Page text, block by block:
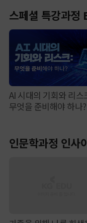
스페셜 특강과정
AI 시대의 기회와 리스
무엇을 준비해야 하나?
인문학과정 인사